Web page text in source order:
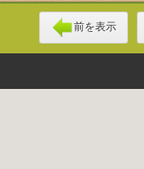
前を表示